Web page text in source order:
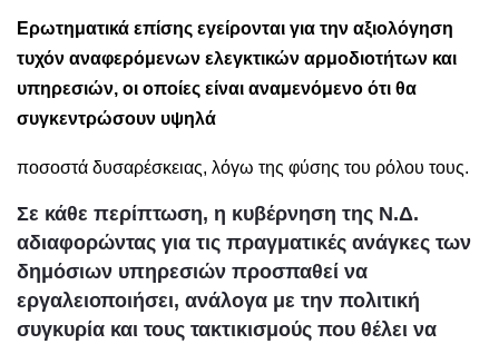
Ερωτηματικά επίσης εγείρονται για την αξιολόγηση
τυχόν αναφερόμενων ελεγκτικών αρμοδιοτήτων και
υπηρεσιών, οι οποίες είναι αναμενόμενο ότι θα
συγκεντρώσουν υψηλά
ποσοστά δυσαρέσκειας, λόγω της φύσης του ρόλου τους.
Σε κάθε περίπτωση, η κυβέρνηση της Ν.Δ.
αδιαφορώντας για τις πραγματικές ανάγκες των
δημόσιων υπηρεσιών προσπαθεί να
εργαλειοποιήσει, ανάλογα με την πολιτική
συγκυρία και τους τακτικισμούς που θέλει να